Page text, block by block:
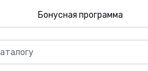
Бонусная программа